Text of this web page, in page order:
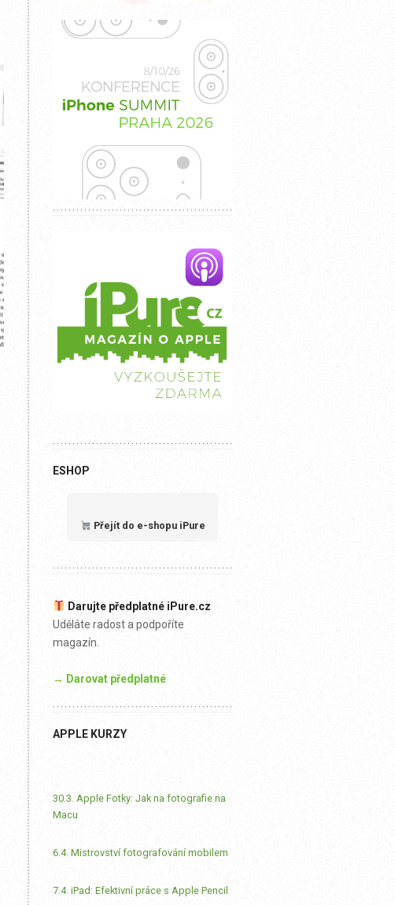
ESHOP
Přejít do e-shopu iPure
Darujte předplatné iPure.cz
Uděláte radost a podpoříte
magazín.
→ Darovat předplatné
APPLE KURZY
30.3. Apple Fotky: Jak na fotografie na
Macu
6.4. Mistrovství fotografování mobilem
7.4. iPad: Efektivní práce s Apple Pencil